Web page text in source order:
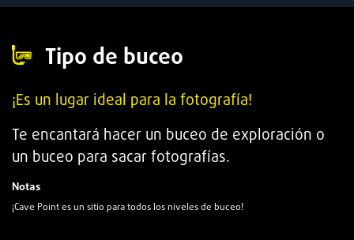
Tipo de buceo
¡Es un lugar ideal para la fotografía!
Te encantará hacer un buceo de exploración o
un buceo para sacar fotografías.
Notas
¡Cave Point es un sitio para todos los niveles de buceo!